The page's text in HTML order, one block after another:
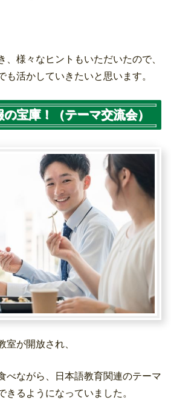
、様々なヒントもいただいたので、
も活かしていきたいと思います。
宝庫！（テーマ交流会）
室が開放され、
べながら、日本語教育関連のテーマ
きるようになっていました。